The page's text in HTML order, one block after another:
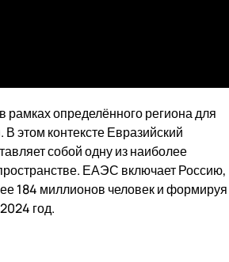
рамках определённого региона для
этом контексте Евразийский
собой одну из наиболее
ЕАЭС включает Россию,
184 миллионов человек и формируя
год.